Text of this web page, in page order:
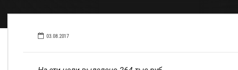
03.08.2017